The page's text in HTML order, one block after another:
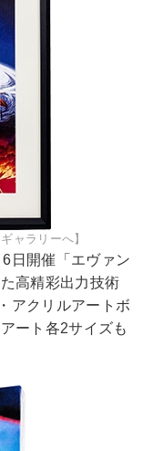
ャラリーへ】
日開催「エヴァン
高精彩出力技術
アクリルアートボ
ート各2サイズも